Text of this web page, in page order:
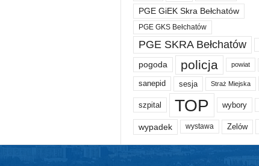
PGE GiEK Skra Bełchatów
PGE GKS Bełchatów
PGE SKRA Bełchatów
pogoda policja powiat
sanepid sesja Straż Miejska
szpital TOP wybory
wypadek wystawa Zelów